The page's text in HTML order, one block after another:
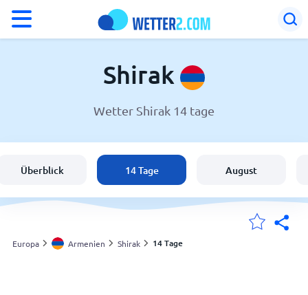
Schweiz
Deutschland
Shirak
Wetter Shirak 14 tage
Überblick 14 Tage August
Europa Armenien Shirak 14 Tage